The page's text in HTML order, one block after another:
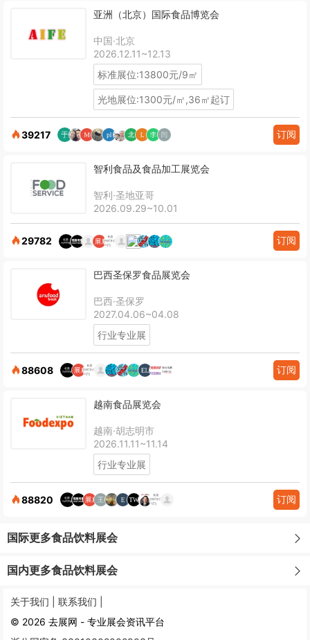
亚洲（北京）国际食品博览会
中国·北京
2026.12.11~12.13
标准展位:13800元/9㎡
光地展位:1300元/㎡,36㎡起订
39217 订阅
智利食品及食品加工展览会
智利·圣地亚哥
2026.09.29~10.01
29782 订阅
巴西圣保罗食品展览会
巴西·圣保罗
2027.04.06~04.08
行业专业展
88608 订阅
越南食品展览会
越南·胡志明市
2026.11.11~11.14
行业专业展
88820 订阅
国际更多食品饮料展会
国内更多食品饮料展会
关于我们 | 联系我们 |
© 2026 去展网 - 专业展会资讯平台